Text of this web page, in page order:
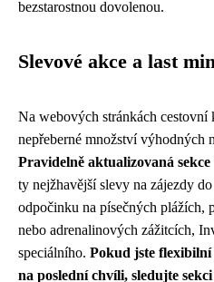
bezstarostnou dovolenou.
Slevové akce a last
Na webových stránkách cestovní
nepřeberné množství výhodných
Pravidelně aktualizovaná
ty nejžhavější slevy na zájezdy
odpočinku na písečných plážích,
nebo adrenalinových zážitcích,
speciálního. Pokud jste flexibilní
na poslední chvíli, sledujte